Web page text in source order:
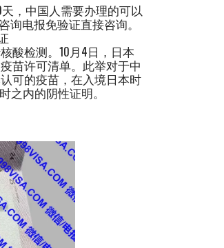
，中国人需要办理的可以
询电报免验证直接咨询。
酸检测。10月4日，日本
苗许可清单。此举对于中
可的疫苗，在入境日本时
之内的阴性证明。